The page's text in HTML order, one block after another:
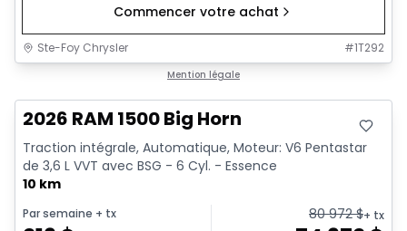
Commencer votre achat
Ste-Foy Chrysler #1T292
Mention légale
2026 RAM 1500 Big Horn
Traction intégrale, Automatique, Moteur: V6 Pentastar
de 3,6 L VVT avec BSG - 6 Cyl. - Essence
10 km
Par semaine + tx 80 972$+ tx